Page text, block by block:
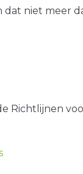
dat niet meer
Richtlijnen